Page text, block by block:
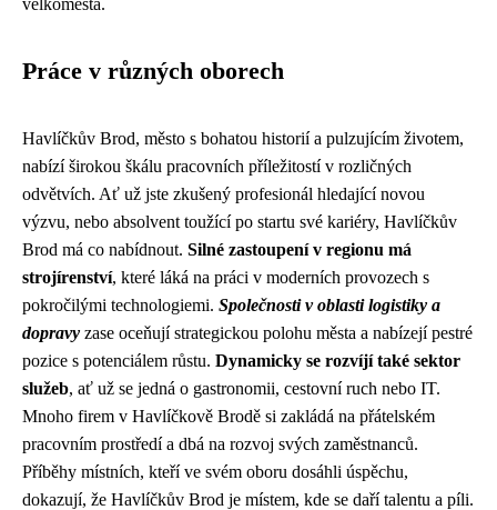
velkoměsta.
Práce v různých oborech
Havlíčkův Brod, město s bohatou historií a pulzujícím životem,
nabízí širokou škálu pracovních příležitostí v rozličných
odvětvích. Ať už jste zkušený profesionál hledající novou
výzvu, nebo absolvent toužící po startu své kariéry, Havlíčkův
Brod má co nabídnout. Silné zastoupení v regionu má
strojírenství, které láká na práci v moderních provozech s
pokročilými technologiemi. Společnosti v oblasti logistiky a
dopravy zase oceňují strategickou polohu města a nabízejí pestré
pozice s potenciálem růstu. Dynamicky se rozvíjí také sektor
služeb, ať už se jedná o gastronomii, cestovní ruch nebo IT.
Mnoho firem v Havlíčkově Brodě si zakládá na přátelském
pracovním prostředí a dbá na rozvoj svých zaměstnanců.
Příběhy místních, kteří ve svém oboru dosáhli úspěchu,
dokazují, že Havlíčkův Brod je místem, kde se daří talentu a píli.